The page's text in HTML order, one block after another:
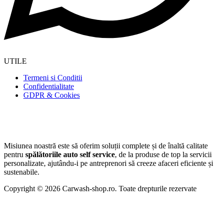
UTILE
Termeni si Conditii
Confidentialitate
GDPR & Cookies
Misiunea noastră este să oferim soluții complete și de înaltă calitate
pentru spălătoriile auto self service, de la produse de top la servicii
personalizate, ajutându-i pe antreprenori să creeze afaceri eficiente și
sustenabile.
Copyright © 2026 Carwash-shop.ro. Toate drepturile rezervate